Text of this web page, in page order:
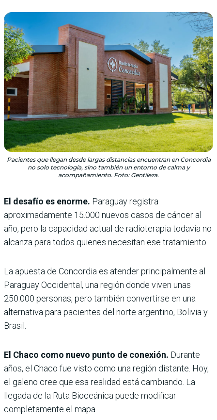
Pacientes que llegan desde largas distancias encuentran en Concordia
no solo tecnología, sino también un entorno de calma y
acompañamiento. Foto: Gentileza.
El desafío es enorme. Paraguay registra
aproximadamente 15.000 nuevos casos de cáncer al
año, pero la capacidad actual de radioterapia todavía no
alcanza para todos quienes necesitan ese tratamiento.
La apuesta de Concordia es atender principalmente al
Paraguay Occidental, una región donde viven unas
250.000 personas, pero también convertirse en una
alternativa para pacientes del norte argentino, Bolivia y
Brasil.
El Chaco como nuevo punto de conexión. Durante
años, el Chaco fue visto como una región distante. Hoy,
el galeno cree que esa realidad está cambiando. La
llegada de la Ruta Bioceánica puede modificar
completamente el mapa.